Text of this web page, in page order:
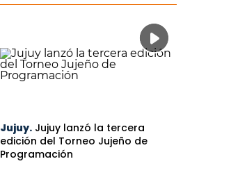
Jujuy. Jujuy lanzó la tercera
edición del Torneo Jujeño de
Programación